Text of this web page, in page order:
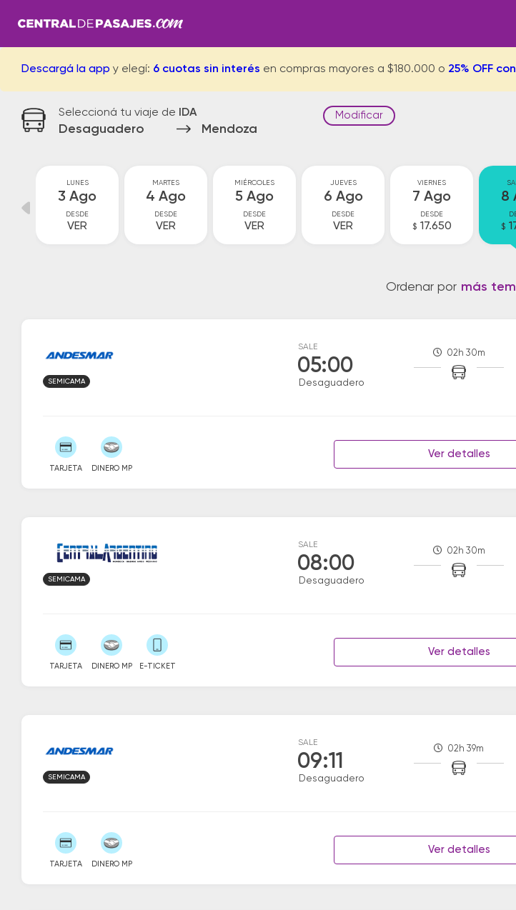
Descargá la app y elegí: 6 cuotas sin interés en compras mayores a $180.000 o 25% OFF
Seleccioná tu viaje de IDA
Desaguadero Mendoza
Modificar
LUNES
3 Ago
DESDE
VER
MARTES
4 Ago
DESDE
VER
MIÉRCOLES
5 Ago
DESDE
VER
JUEVES
6 Ago
DESDE
VER
VIERNES
7 Ago
DESDE
$ 17.650
8
$
Ordenar por más
SALE
05:00
Desaguadero
02h 30m
SEMICAMA
TARJETA DINERO MP
Ver detalles
SALE
08:00
Desaguadero
02h 30m
SEMICAMA
TARJETA DINERO MP E-TICKET
Ver detalles
SALE
09:11
Desaguadero
02h 39m
SEMICAMA
TARJETA DINERO MP
Ver detalles